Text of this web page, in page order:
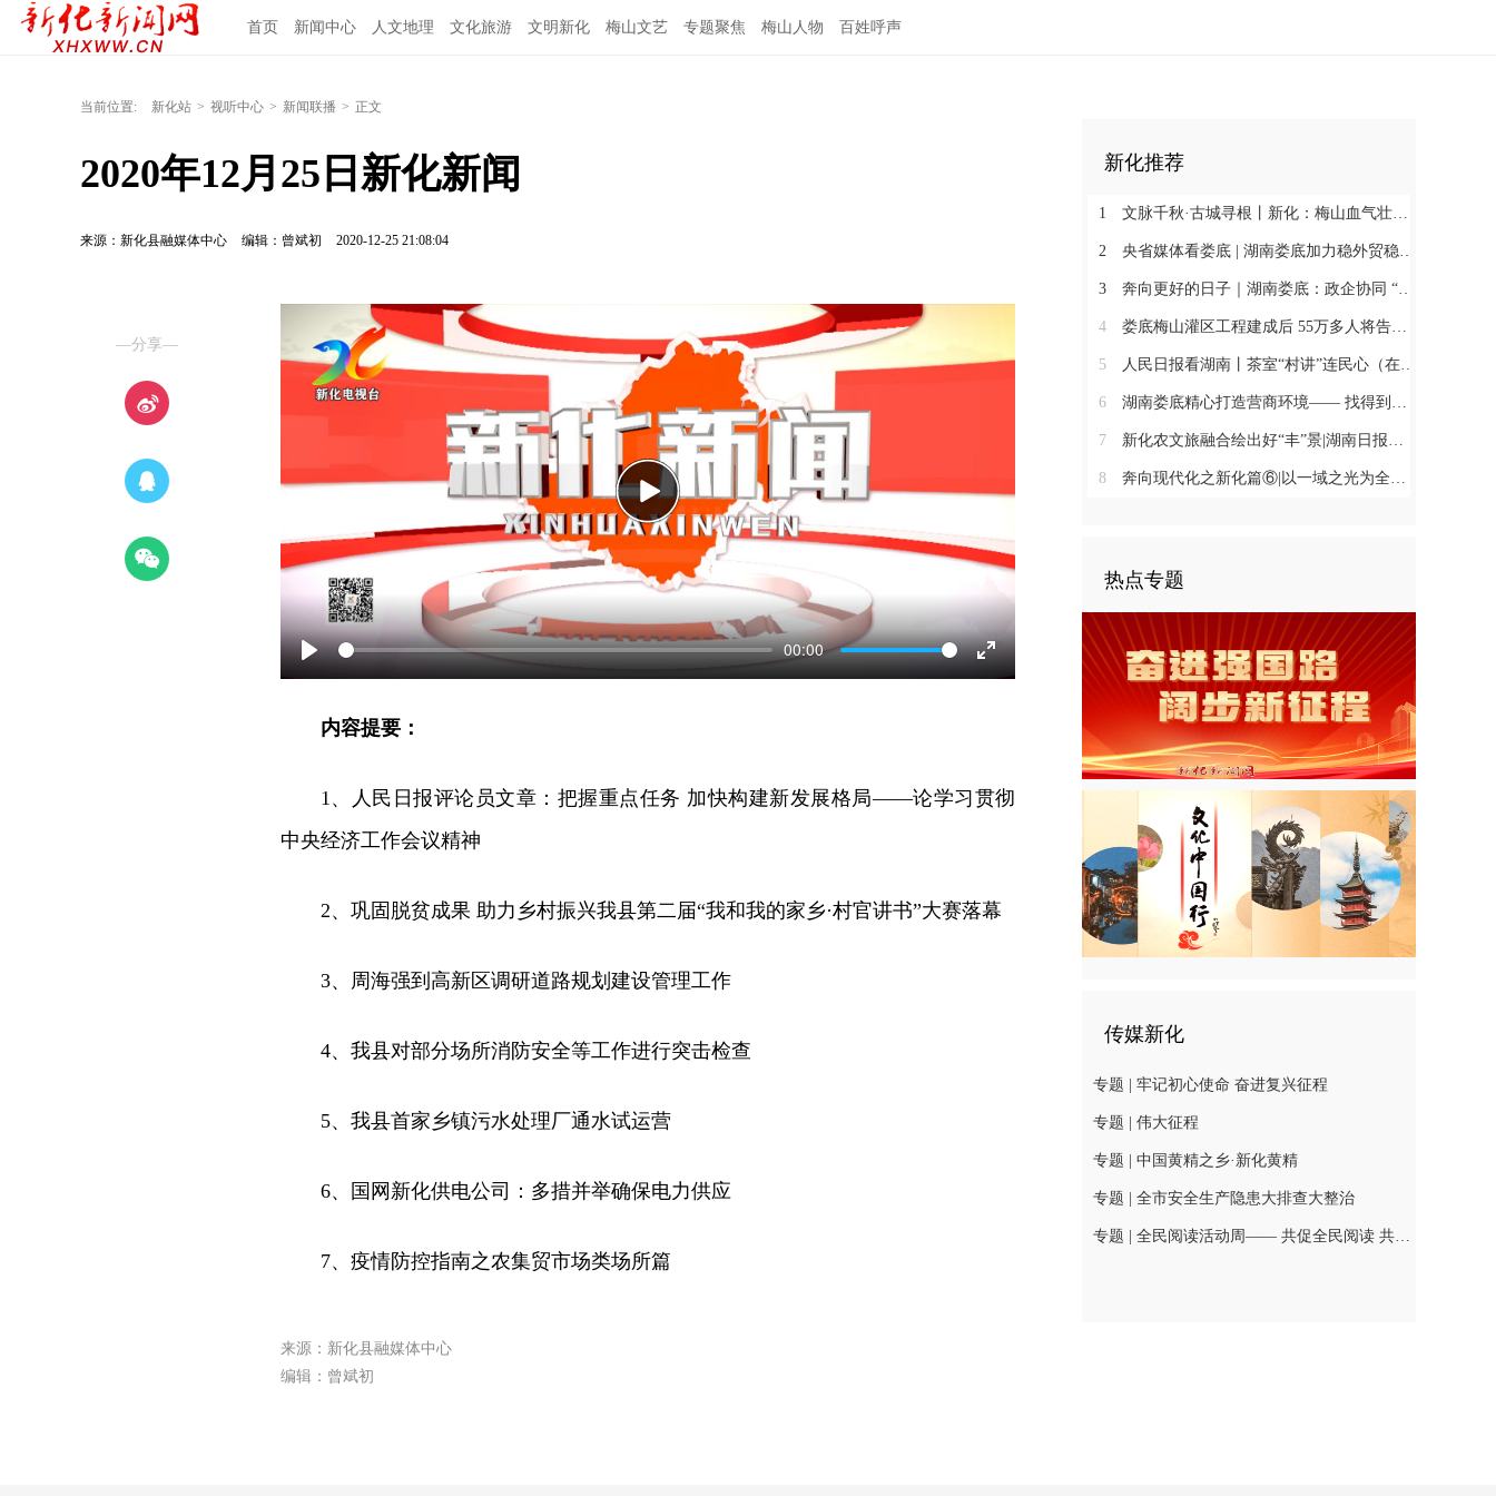
首页 新闻中心 人文地理 文化旅游 文明新化 梅山文艺 专题聚焦 梅山人物 百姓呼声
当前位置: 新化站 > 视听中心 > 新闻联播 > 正文
2020年12月25日新化新闻
来源：新化县融媒体中心 编辑：曾斌初 2020-12-25 21:08:04
—分享—
Play
00:00
Enter
Play
内容提要：
1、人民日报评论员文章：把握重点任务 加快构建新发展格局——论学习贯彻
中央经济工作会议精神
2、巩固脱贫成果 助力乡村振兴我县第二届“我和我的家乡·村官讲书”大赛落幕
3、周海强到高新区调研道路规划建设管理工作
4、我县对部分场所消防安全等工作进行突击检查
5、我县首家乡镇污水处理厂通水试运营
6、国网新化供电公司：多措并举确保电力供应
7、疫情防控指南之农集贸市场类场所篇
来源：新化县融媒体中心
编辑：曾斌初
新化推荐
1 文脉千秋·古城寻根丨新化：梅山血气壮此城
2 央省媒体看娄底 | 湖南娄底加力稳外贸稳外资 一季度对外实际投资同比增长174.9%
3 奔向更好的日子｜湖南娄底：政企协同 “基金+保险”破解万人搬迁后扶难题
4 娄底梅山灌区工程建成后 55万多人将告别“靠天喝水”@湖南日报头版
5 人民日报看湖南丨茶室“村讲”连民心（在现场·“村字号”文体活动观察）
6 湖南娄底精心打造营商环境—— 找得到人 听得懂话 办得了事
7 新化农文旅融合绘出好“丰”景|湖南日报市州版头条
8 奔向现代化之新化篇⑥|以一域之光为全局添彩@湖南日报
热点专题
传媒新化
专题 | 牢记初心使命 奋进复兴征程
专题 | 伟大征程
专题 | 中国黄精之乡·新化黄精
专题 | 全市安全生产隐患大排查大整治
专题 | 全民阅读活动周—— 共促全民阅读 共建书香社会